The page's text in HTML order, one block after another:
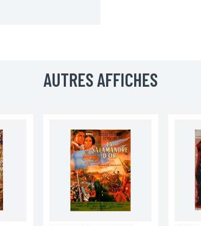
Code postal
Pays
AUTRES AFFICHES